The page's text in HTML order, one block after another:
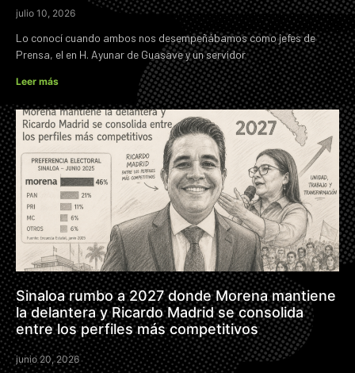
julio 10, 2026
Lo conocí cuando ambos nos desempeñábamos como jefes de
Prensa, el en H. Ayunar de Guasave y un servidor
Leer más
Sinaloa rumbo a 2027 donde Morena mantiene
la delantera y Ricardo Madrid se consolida
entre los perfiles más competitivos
junio 20, 2026